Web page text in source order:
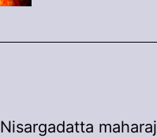
Nisargadatta maharaj